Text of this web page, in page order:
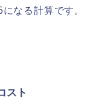
なる計算です。
スト